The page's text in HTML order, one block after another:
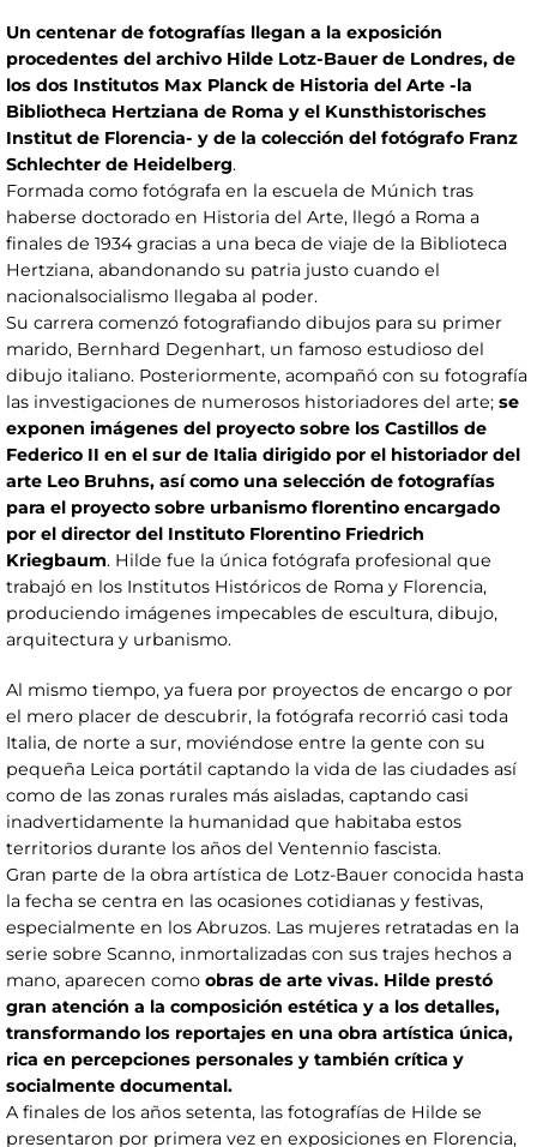
Un centenar de fotografías llegan a la exposición
procedentes del archivo Hilde Lotz-Bauer de Londres, de
los dos Institutos Max Planck de Historia del Arte -la
Bibliotheca Hertziana de Roma y el Kunsthistorisches
Institut de Florencia- y de la colección del fotógrafo Franz
Schlechter de Heidelberg.
Formada como fotógrafa en la escuela de Múnich tras
haberse doctorado en Historia del Arte, llegó a Roma a
finales de 1934 gracias a una beca de viaje de la Biblioteca
Hertziana, abandonando su patria justo cuando el
nacionalsocialismo llegaba al poder.
Su carrera comenzó fotografiando dibujos para su primer
marido, Bernhard Degenhart, un famoso estudioso del
dibujo italiano. Posteriormente, acompañó con su fotografía
las investigaciones de numerosos historiadores del arte; se
exponen imágenes del proyecto sobre los Castillos de
Federico II en el sur de Italia dirigido por el historiador del
arte Leo Bruhns, así como una selección de fotografías
para el proyecto sobre urbanismo florentino encargado
por el director del Instituto Florentino Friedrich
Kriegbaum. Hilde fue la única fotógrafa profesional que
trabajó en los Institutos Históricos de Roma y Florencia,
produciendo imágenes impecables de escultura, dibujo,
arquitectura y urbanismo.
Al mismo tiempo, ya fuera por proyectos de encargo o por
el mero placer de descubrir, la fotógrafa recorrió casi toda
Italia, de norte a sur, moviéndose entre la gente con su
pequeña Leica portátil captando la vida de las ciudades así
como de las zonas rurales más aisladas, captando casi
inadvertidamente la humanidad que habitaba estos
territorios durante los años del Ventennio fascista.
Gran parte de la obra artística de Lotz-Bauer conocida hasta
la fecha se centra en las ocasiones cotidianas y festivas,
especialmente en los Abruzos. Las mujeres retratadas en la
serie sobre Scanno, inmortalizadas con sus trajes hechos a
mano, aparecen como obras de arte vivas. Hilde prestó
gran atención a la composición estética y a los detalles,
transformando los reportajes en una obra artística única,
rica en percepciones personales y también crítica y
socialmente documental.
A finales de los años setenta, las fotografías de Hilde se
presentaron por primera vez en exposiciones en Florencia,